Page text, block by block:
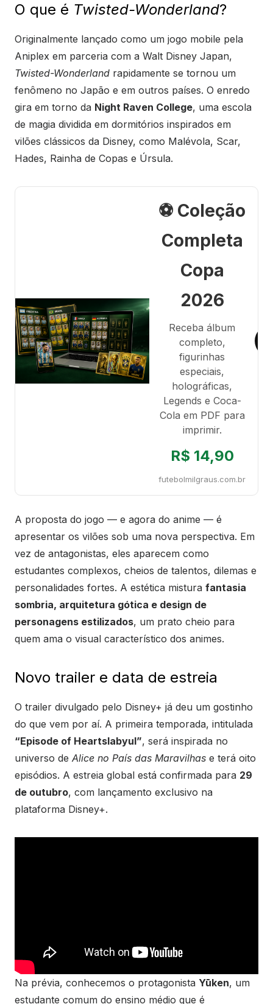
O que é Twisted-Wonderland?
Originalmente lançado como um jogo mobile pela
Aniplex em parceria com a Walt Disney Japan,
Twisted-Wonderland rapidamente se tornou um
fenômeno no Japão e em outros países. O enredo
gira em torno da Night Raven College, uma escola
de magia dividida em dormitórios inspirados em
vilões clássicos da Disney, como Malévola, Scar,
Hades, Rainha de Copas e Úrsula.
⚽ Coleção
Completa
Copa
2026
Receba álbum
completo,
figurinhas
especiais,
holográficas,
Legends e Coca-
Cola em PDF para
imprimir.
R$ 14,90
futebolmilgraus.com.br
A proposta do jogo — e agora do anime — é
apresentar os vilões sob uma nova perspectiva. Em
vez de antagonistas, eles aparecem como
estudantes complexos, cheios de talentos, dilemas e
personalidades fortes. A estética mistura fantasia
sombria, arquitetura gótica e design de
personagens estilizados, um prato cheio para
quem ama o visual característico dos animes.
Novo trailer e data de estreia
O trailer divulgado pelo Disney+ já deu um gostinho
do que vem por aí. A primeira temporada, intitulada
“Episode of Heartslabyul”, será inspirada no
universo de Alice no País das Maravilhas e terá oito
episódios. A estreia global está confirmada para 29
de outubro, com lançamento exclusivo na
plataforma Disney+.
Na prévia, conhecemos o protagonista Yūken, um
estudante comum do ensino médio que é